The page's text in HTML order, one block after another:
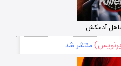
آدمکش
منتشر شد